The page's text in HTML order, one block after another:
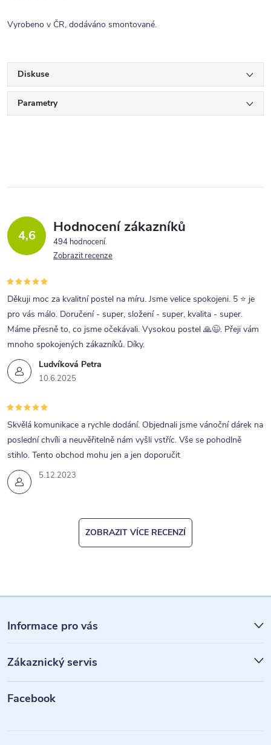
Vyrobeno v ČR, dodáváno smontované.
Diskuse
Parametry
4,6 Hodnocení zákazníků
494 hodnocení
Zobrazit recenze
Ludvíková Petra
10.6.2025
Děkuji moc za kvalitní postel na míru. Jsme velice spokojeni. 5 ⭐ je
pro vás málo. Doručení - super, složení - super, kvalita - super.
Máme přesně to, co jsme očekávali. Vysokou postel 🙏😉. Přeji vám
mnoho spokojených zákazníků. Díky.
5.12.2023
Skvělá komunikace a rychle dodání. Objednali jsme vánoční dárek na
poslední chvíli a neuvěřitelně nám vyšli vstříc. Vše se pohodlně
stihlo. Tento obchod mohu jen a jen doporučit
ZOBRAZIT VÍCE RECENZÍ
á
p
a
Informace pro vás
Zákaznický servis
Facebook